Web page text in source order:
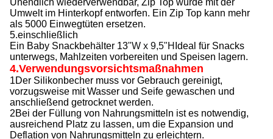
Unendlich wiederverwendbar, Zip Top wurde mit der
Umwelt im Hinterkopf entworfen. Ein Zip Top kann mehr
als 5000 Einwegtüten ersetzen.
5.einschließlich
Ein Baby Snackbehälter 13"W x 9,5"H Ideal für Snacks
unterwegs, Mahlzeiten vorbereiten und Speisen lagern.
4.Verwendungsvorsichtsmaßnahmen
1Der Silikonbecher muss vor Gebrauch gereinigt,
vorzugsweise mit Wasser und Seife gewaschen und
anschließend getrocknet werden.
2Bei der Füllung von Nahrungsmitteln ist es notwendig,
ausreichend Platz zu lassen, um die Expansion und
Deflation von Nahrungsmitteln zu erleichtern.